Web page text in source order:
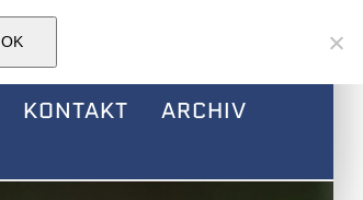
KONTAKT ARCHIV
OK